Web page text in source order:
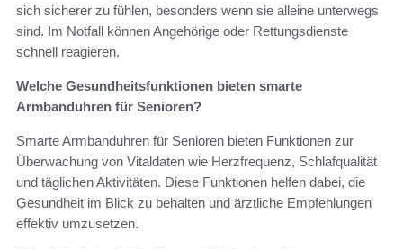
sich sicherer zu fühlen, besonders wenn sie alleine unterwegs
sind. Im Notfall können Angehörige oder Rettungsdienste
schnell reagieren.
Welche Gesundheitsfunktionen bieten smarte
Armbanduhren für Senioren?
Smarte Armbanduhren für Senioren bieten Funktionen zur
Überwachung von Vitaldaten wie Herzfrequenz, Schlafqualität
und täglichen Aktivitäten. Diese Funktionen helfen dabei, die
Gesundheit im Blick zu behalten und ärztliche Empfehlungen
effektiv umzusetzen.